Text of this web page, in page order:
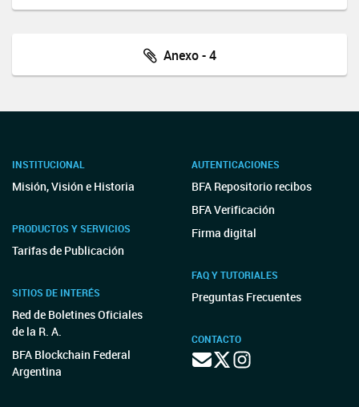
Anexo - 4
INSTITUCIONAL
Misión, Visión e Historia
PRODUCTOS Y SERVICIOS
Tarifas de Publicación
SITIOS DE INTERÉS
Red de Boletines Oficiales
de la R. A.
BFA Blockchain Federal
Argentina
AUTENTICACIONES
BFA Repositorio recibos
BFA Verificación
Firma digital
FAQ Y TUTORIALES
Preguntas Frecuentes
CONTACTO